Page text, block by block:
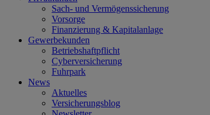
Sach- und Vermögenssicherung
Vorsorge
Finanzierung & Kapitalanlage
Gewerbekunden
Betriebshaftpflicht
Cyberversicherung
Fuhrpark
News
Aktuelles
Versicherungsblog